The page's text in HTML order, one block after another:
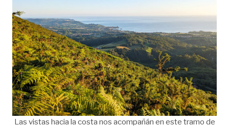
Las vistas hacia la costa nos acompañán en este tramo de